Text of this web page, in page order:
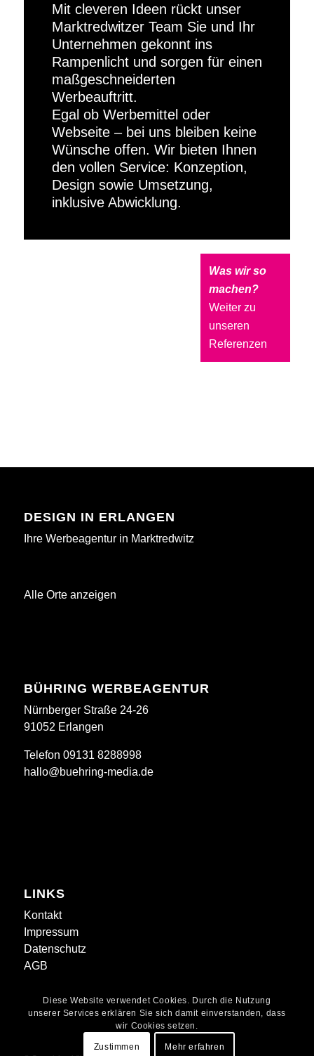
Mit cleveren Ideen rückt unser
Marktredwitzer Team Sie und Ihr
Unternehmen gekonnt ins
Rampenlicht und sorgen für einen
maßgeschneiderten
Werbeauftritt.
Egal ob Werbemittel oder
Webseite – bei uns bleiben keine
Wünsche offen. Wir bieten Ihnen
den vollen Service: Konzeption,
Design sowie Umsetzung,
inklusive Abwicklung.
Was wir so
machen?
Weiter zu
unseren
Referenzen
DESIGN IN ERLANGEN
Ihre Werbeagentur in Marktredwitz
Alle Orte anzeigen
BÜHRING WERBEAGENTUR
Nürnberger Straße 24-26
91052 Erlangen
Telefon 09131 8288998
hallo@buehring-media.de
LINKS
Kontakt
Impressum
Datenschutz
AGB
Diese Website verwendet Cookies. Durch die Nutzung
unserer Services erklären Sie sich damit einverstanden, dass
wir Cookies setzen.
Zustimmen Mehr erfahren